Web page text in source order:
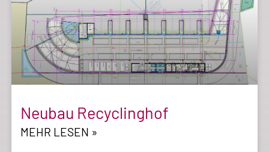
Neubau Recyclinghof
MEHR LESEN »